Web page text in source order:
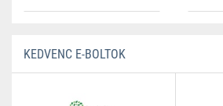
KEDVENC E-BOLTOK